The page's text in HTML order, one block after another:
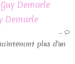
Demarle
…
plus d'un